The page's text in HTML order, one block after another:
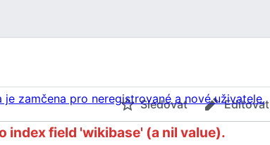
Sledovat Editovat
index field 'wikibase' (a nil value).